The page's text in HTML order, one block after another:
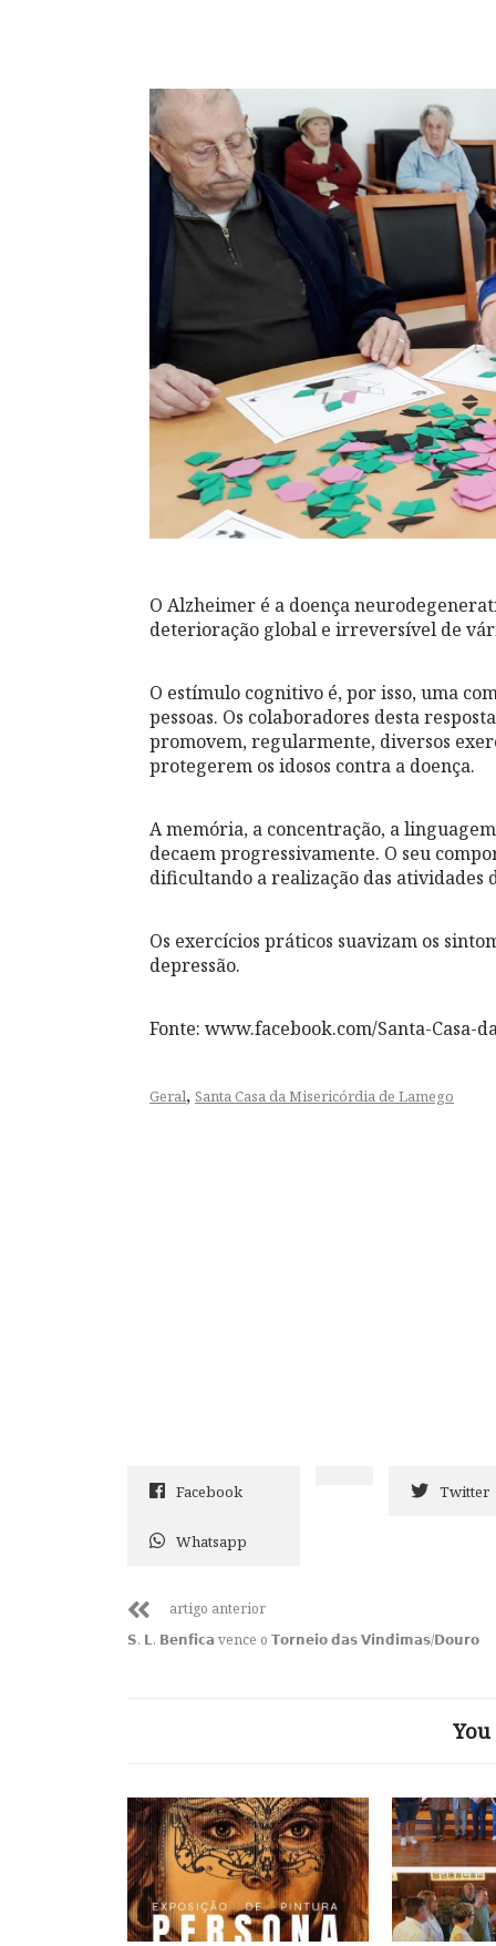
O Alzheimer é a doença
deterioração global e irreversível de
O estímulo cognitivo é, por isso, uma
pessoas. Os colaboradores desta
promovem, regularmente, diversos
protegerem os idosos contra a doença.
A memória, a concentração, a
decaem progressivamente. O seu
dificultando a realização das atividades
Os exercícios práticos suavizam os
depressão.
Fonte: www.facebook.com/Santa-Casa-
Geral, Santa Casa da Misericórdia de Lamego
Facebook Twitter
Whatsapp
artigo anterior
𝗦. 𝗟. 𝗕𝗲𝗻𝗳𝗶𝗰𝗮 vence o 𝗧𝗼𝗿𝗻𝗲𝗶𝗼 𝗱𝗮𝘀 𝗩𝗶𝗻𝗱𝗶𝗺𝗮𝘀/𝗗𝗼𝘂𝗿𝗼